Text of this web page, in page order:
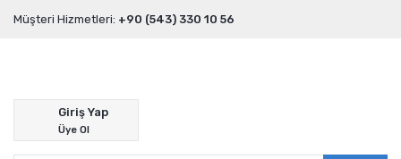
Müşteri Hizmetleri: +90 (543) 330 10 56
Giriş Yap
Üye Ol